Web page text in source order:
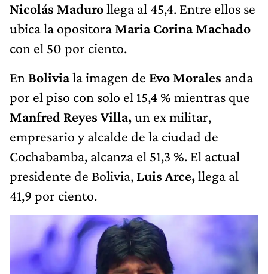
Nicolás Madurollega al 45,4. Entre ellos se
ubica la opositora Maria Corina Machado
con el 50 por ciento.
En Boliviala imagen de Evo Morales anda
por el piso con solo el 15,4 % mientras que
Manfred Reyes Villa,un ex militar,
empresario y alcalde de la ciudad de
Cochabamba, alcanza el 51,3 %. El actual
presidente de Bolivia, Luis Arce,llega al
41,9 por ciento.